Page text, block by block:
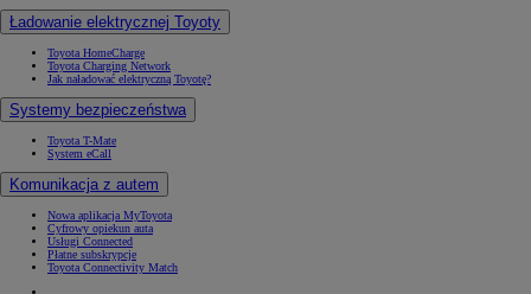
Ładowanie elektrycznej Toyoty
Toyota HomeCharge
Toyota Charging Network
Jak naładować elektryczną Toyotę?
Systemy bezpieczeństwa
Toyota T-Mate
System eCall
Komunikacja z autem
Nowa aplikacja MyToyota
Cyfrowy opiekun auta
Usługi Connected
Płatne subskrypcje
Toyota Connectivity Match